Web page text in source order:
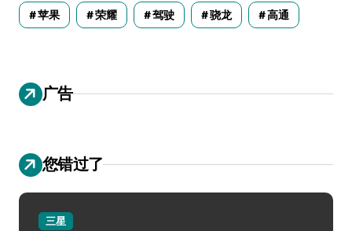
苹果 荣耀 驾驶 骁龙 高通
广告
您错过了
三星